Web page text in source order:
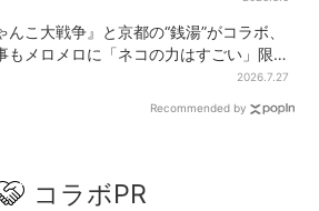
んこ大戦争』と京都の“銭湯”がコラボ、
もメロメロに「ネコの力はすごい」限
2026.7.27
Recommended by
コラボPR